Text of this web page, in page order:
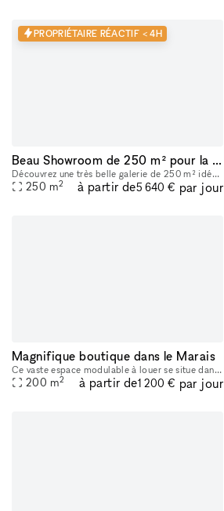
PROPRIÉTAIRE RÉACTIF < 4H
Beau Showroom de 250 m² pour la fashion week
Découvrez une très belle galerie de 250 m² idéalement situé au cœur du Marais à Paris. Parfait pour les showrooms, cette location offre des caractéristiques uniques telles que de hauts plafonds, des
250 m2 à partir de5 640 € par jour
Magnifique boutique dans le Marais
Ce vaste espace modulable à louer se situe dans le quartier du Haut Marais, centre de gravité des touristes et parisiens les plus branchés. Les boutiques y sont pointues, les bars et restaurants, con
200 m2 à partir de1 200 € par jour